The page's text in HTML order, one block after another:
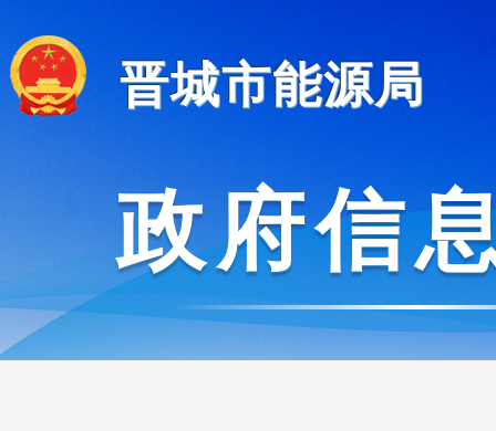
晋城市能源局
政府信